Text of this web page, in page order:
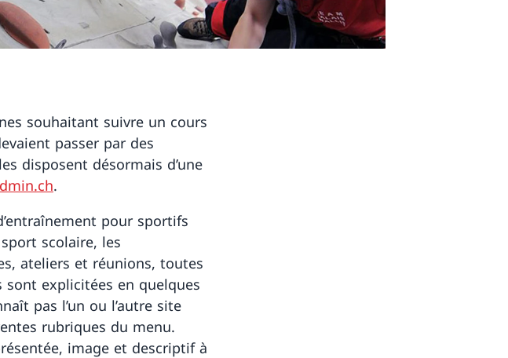
souhaitant suivre un cours
passer par des
disposent désormais d’une
.
pour sportifs
scolaire, les
ateliers et réunions, toutes
explicitées en quelques
pas l’un ou l’autre site
rubriques du menu.
image et descriptif à